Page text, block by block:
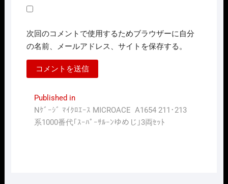
次回のコメントで使用するためブラウザーに自分
の名前、メールアドレス、サイトを保存する。
投
稿
Published in
Nｹﾞｰｼﾞ ﾏｲｸﾛｴｰｽ MICROACE A1654 211･213
系1000番代｢ｽｰﾊﾟｰｻﾙｰﾝゆめじ｣3両ｾｯﾄ